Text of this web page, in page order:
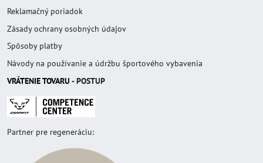
Reklamačný poriadok
Zásady ochrany osobných údajov
Spôsoby platby
Návody na používanie a údržbu športového vybavenia
VRÁTENIE TOVARU - POSTUP
Partner pre regeneráciu: